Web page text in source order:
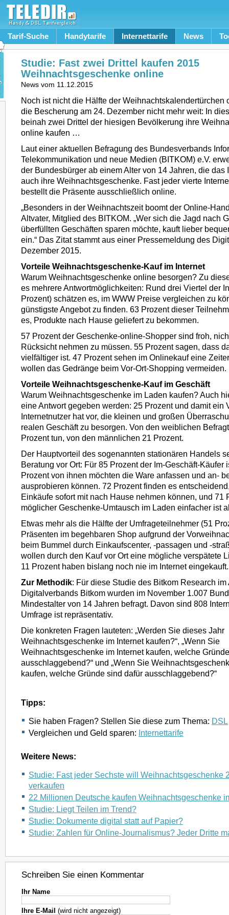
Tarif-Suche Handytarife Internettarife News
Studie: Fast zwei Drittel kaufen 2015
Weihnachtsgeschenke online
News vom 11.12.2015
Noch ist nicht die Hälfte der Weihnachtskalendertürchen
die Bescherung am 24. Dezember nicht mehr weit: In
beinah zwei Drittel der hiesigen Bevölkerung ihre
online kaufen …
Laut einer aktuellen Befragung des Bundesverbands
Telekommunikation und neue Medien (BITKOM) e.V.
der Bundesbürger ab einem Alter von 14 Jahren, die das
auch ihre Weihnachtsgeschenke. Fast jeder vierte
bestellt die Präsente ausschließlich online.
„Besonders in der Weihnachtszeit boomt der Online-
Altvater, Mitglied des BITKOM. „Wer sich die Jagd nach
überfüllten Geschäften sparen möchte, kauft lieber
ein.“ Das Zitat stammt aus einer Pressemeldung des
Dezember 2015.
Vorteile Weihnachtsgeschenke-Kauf im Internet
Warum Weihnachtsgeschenke online besorgen? Zu
es mehrere Antwortmöglichkeiten: Rund drei Viertel der
Prozent) schätzen es, im WWW Preise vergleichen zu
günstigste Angebot zu finden. 63 Prozent dieser
es, Produkte nach Hause geliefert zu bekommen.
57 Prozent der Geschenke-online-Shopper sind froh,
Rücksicht nehmen zu müssen. 55 Prozent sagen, dass
vielfältiger ist. 47 Prozent sehen im Onlinekauf eine
wollen das Gedränge beim Vor-Ort-Shopping vermeiden.
Vorteile Weihnachtsgeschenke-Kauf im Geschäft
Warum Weihnachtsgeschenke im Laden kaufen? Auch
eine Antwort gegeben werden: 25 Prozent und damit ein
Internetnutzer hat vor, die kleinen und großen
realen Geschäft zu besorgen. Von den weiblichen
Prozent tun, von den männlichen 21 Prozent.
Der Hauptvorteil des sogenannten stationären Handels
Beratung vor Ort: Für 85 Prozent der Im-Geschäft-Käufer
Prozent von ihnen möchten die Ware anfassen und an-
ausprobieren können. 72 Prozent finden es
Einkäufe sofort mit nach Hause nehmen können, und 71
möglicher Geschenke-Umtausch im Laden einfacher ist
Etwas mehr als die Hälfte der Umfrageteilnehmer (51
Präsenten im begehbaren Shop aufgrund der
beim Bummel durch Einkaufscenter, -passagen und -
wollen durch den Kauf vor Ort eine mögliche verspätete
11 Prozent haben bislang noch nie im Internet eingekauft.
Zur Methodik: Für diese Studie des Bitkom Research im
Digitalverbands Bitkom wurden im November 1.007
Mindestalter von 14 Jahren befragt. Davon sind 808
Umfrage ist repräsentativ.
Die konkreten Fragen lauteten: „Werden Sie dieses Jahr
Weihnachtsgeschenke im Internet kaufen?“, „Wenn Sie
Weihnachtsgeschenke im Internet kaufen, welche
ausschlaggebend?“ und „Wenn Sie
kaufen, welche Gründe sind dafür ausschlaggebend?“
Tipps:
Sie haben Fragen? Stellen Sie diese zum Thema: DSL
Vergleichen und Geld sparen: Internettarife
Weitere News:
Studie: Fast jeder Sechste will Weihnachtsgeschenke
verkaufen
22 Millionen Deutsche kaufen Weihnachtsgeschenke
Studie: Liegt Teilen im Trend?
Studie: Dokumente digital statt auf Papier?
Studie: Zahlen für Online-Journalismus? Jeder Dritte
Schreiben Sie einen Kommentar
Ihr Name
Ihre E-Mail (wird nicht angezeigt)